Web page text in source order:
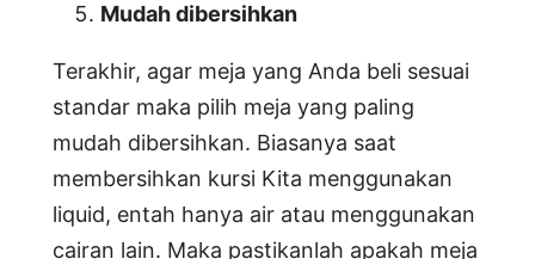
Mudah dibersihkan
Terakhir, agar meja yang Anda beli sesuai
standar maka pilih meja yang paling
mudah dibersihkan. Biasanya saat
membersihkan kursi Kita menggunakan
liquid, entah hanya air atau menggunakan
cairan lain. Maka pastikanlah apakah meja